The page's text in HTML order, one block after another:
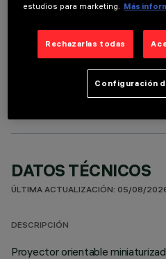
COMPONENTES
DATOS TÉCNICOS
ÚLTIMA ACTUALIZACIÓN: 05/08/
DESCRIPCIÓN
Proyector orientable
estudios para marketing. Más
Rechazarlas todas
Configuración